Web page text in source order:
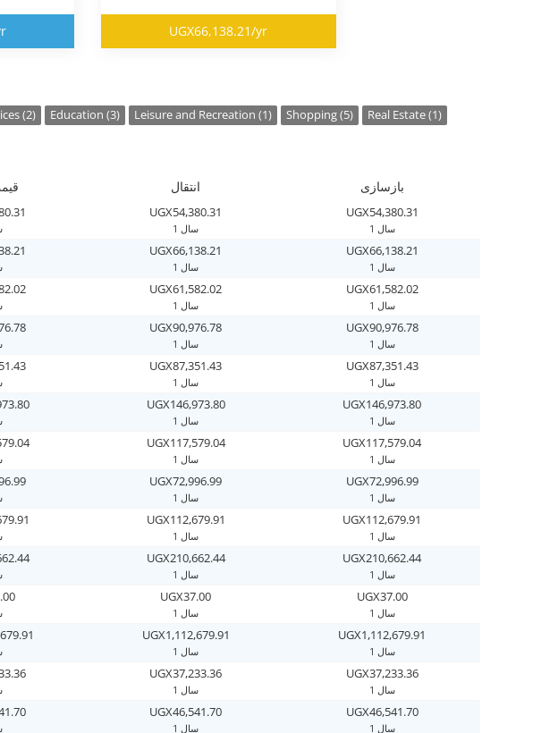
UGX66,138.21/yr
(2) Education (3) Leisure and Recreation (1) Shopping (5)
Real Estate (1)
انتقال
بازسازی
UGX54,380.31
1 سال
UGX54,380.31
1 سال
UGX66,138.21
1 سال
UGX66,138.21
1 سال
UGX61,582.02
1 سال
UGX61,582.02
1 سال
UGX90,976.78
1 سال
UGX90,976.78
1 سال
UGX87,351.43
1 سال
UGX87,351.43
1 سال
UGX146,973.80
1 سال
UGX146,973.80
1 سال
UGX117,579.04
1 سال
UGX117,579.04
1 سال
UGX72,996.99
1 سال
UGX72,996.99
1 سال
UGX112,679.91
1 سال
UGX112,679.91
1 سال
UGX210,662.44
1 سال
UGX210,662.44
1 سال
UGX37.00
1 سال
UGX37.00
1 سال
UGX1,112,679.91
1 سال
UGX1,112,679.91
1 سال
UGX37,233.36
1 سال
UGX37,233.36
1 سال
UGX46,541.70
1 سال
UGX46,541.70
1 سال